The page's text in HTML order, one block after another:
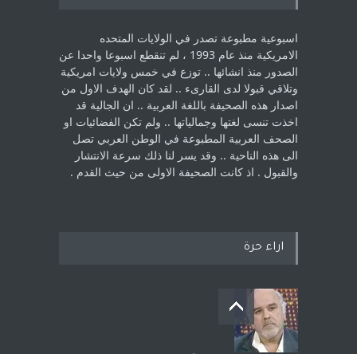
اسبوعية مطبوعة تصدر في الولايات المتحده
الامريكية منذ عام 1993 ، لم ‏تنقطع اسبوعا واحدا عن
الصدور منذ انشائها .. توزع في خمس ولايات امريكية
‏وتلاقي قبولا لدى القارىء ..‏ لقد كان الهدف الاول من
اصدار هذه الصحيفة باللغة العربية .. ان الجالية قد
اخذت ‏تنسى لغتها وجمالياتها .. ولم تكن الفضائيات او
الصحف العربية المطبوعة في الوطن ‏العربي تصل
الى هذه الناحية .. وقد يسر لنا ذلك سرعة الانتشار
والقبول . اذ كانت ‏الصحيفة الاولى من حيث القدم . ‏
اراء حرة